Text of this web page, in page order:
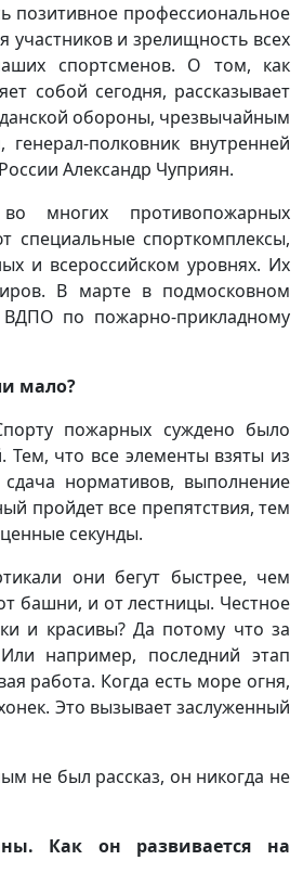
позитивное профессиональное
и зрелищность всех
спортсменов. О том, как
собой сегодня, рассказывает
обороны, чрезвычайным
полковник внутренней
Александр Чуприян.
многих противопожарных
специальные спорткомплексы,
и всероссийском уровнях. Их
В марте в подмосковном
по пожарно-прикладному
мало?
пожарных суждено было
что все элементы взяты из
нормативов, выполнение
пройдет все препятствия, тем
секунды.
они бегут быстрее, чем
башни, и от лестницы. Честное
и красивы? Да потому что за
например, последний этап
работа. Когда есть море огня,
Это вызывает заслуженный
не был рассказ, он никогда не
Как он развивается на